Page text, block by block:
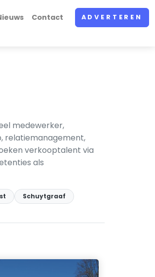
Contact ADVERTEREN
medewerker,
relatiemanagement,
verkooptalent via
als
Schuytgraaf